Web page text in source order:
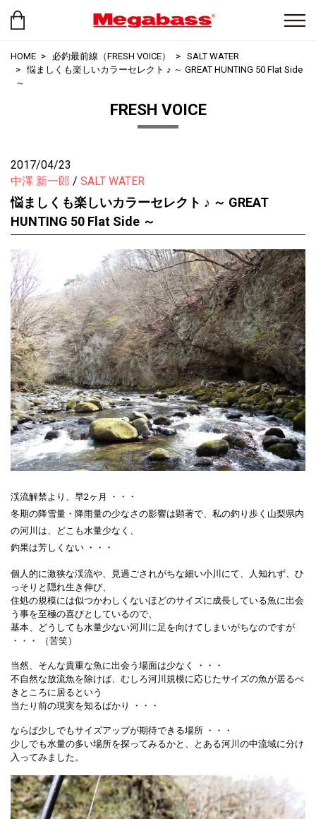
HOME 必釣最前線（FRESH VOICE）
SALT WATER
悩ましくも楽しいカラーセレクト ♪ ～ GREAT HUNTING 50 Flat Side
～
FRESH VOICE
2017/04/23
中澤 新一郎
SALT WATER
悩ましくも楽しいカラーセレクト ♪ ～ GREAT
HUNTING 50 Flat Side ～
渓流解禁より、早2ヶ月 ・・・
冬期の降雪量・降雨量の少なさの影響は顕著で、私の釣り歩く山梨県内
の河川は、どこも水量少なく、
釣果は芳しくない ・・・
個人的に激狭な渓流や、見過ごされがちな細い小川にて、人知れず、ひ
っそりと隠れ生き伸び、
住処の規模には似つかわしくないほどのサイズに成長している魚に出会
う事を至極の喜びとしているので、
基本、どうしても水量少ない河川に足を向けてしまいがちなのですが
・・・ （苦笑）
当然、そんな貴重な魚に出会う場面は少なく ・・・
不自然な放流魚を除けば、むしろ河川規模に応じたサイズの魚が居るべ
きところに居るという
当たり前の現実を知るばかり ・・・
ならば少しでもサイズアップが期待できる場所 ・・・
少しでも水量の多い場所を探ってみるかと、とある河川の中流域に分け
入ってみました。